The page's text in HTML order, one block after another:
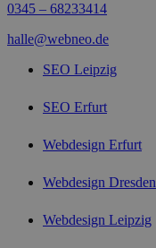
0345 – 68233414
halle@webneo.de
SEO Leipzig
SEO Erfurt
Webdesign Erfurt
Webdesign Dresden
Webdesign Leipzig